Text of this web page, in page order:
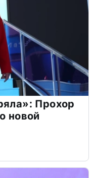
Прохор
новой